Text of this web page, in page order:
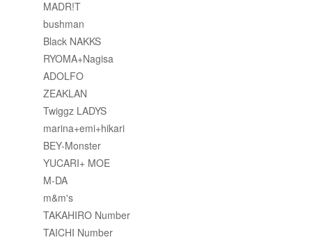
MADR!T
bushman
Black NAKKS
RYOMA+Nagisa
ADOLFO
ZEAKLAN
Twiggz LADYS
marina+emi+hikari
BEY-Monster
YUCARI+ MOE
M-DA
m&m's
TAKAHIRO Number
TAICHI Number